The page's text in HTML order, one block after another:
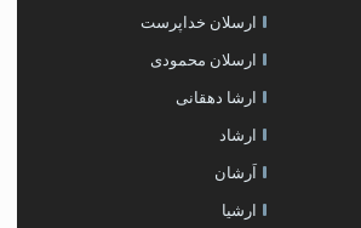
ارسلان خداپرست
ارسلان محمودی
ارشا دهقانی
ارشاد
اَرشان
ارشیا